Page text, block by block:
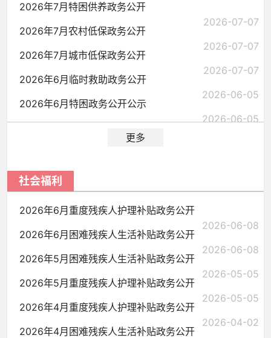
2026年7月特困供养政务公开
2026-07-07
2026年7月农村低保政务公开
2026-07-07
2026年7月城市低保政务公开
2026-07-07
2026年6月临时救助政务公开
2026-06-05
2026年6月特困政务公开公示
2026-06-05
更多
社会福利
2026年6月重度残疾人护理补贴政务公开
2026-06-08
2026年6月困难残疾人生活补贴政务公开
2026-06-08
2026年5月困难残疾人生活补贴政务公开
2026-05-05
2026年5月重度残疾人护理补贴政务公开
2026-05-05
2026年4月重度残疾人护理补贴政务公开
2026-04-02
2026年4月困难残疾人生活补贴政务公开